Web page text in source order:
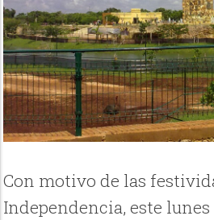
Con motivo de las
Independencia, este lunes